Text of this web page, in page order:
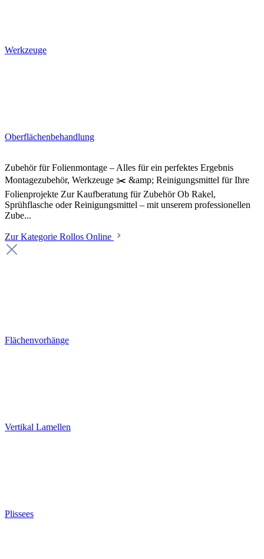
Werkzeuge
Oberflächenbehandlung
Zubehör für Folienmontage – Alles für ein perfektes Ergebnis
Montagezubehör, Werkzeuge ✂️ &amp; Reinigungsmittel für Ihre
Folienprojekte Zur Kaufberatung für Zubehör Ob Rakel,
Sprühflasche oder Reinigungsmittel – mit unserem professionellen
Zube...
Zur Kategorie Rollos Online
Flächenvorhänge
Vertikal Lamellen
Plissees